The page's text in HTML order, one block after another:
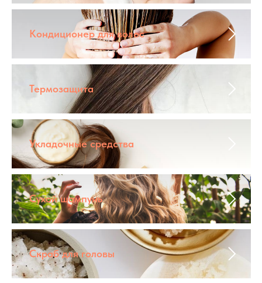
Кондиционер для волос
Термозащита
Укладочные средства
Сухой шампунь
Скраб для головы